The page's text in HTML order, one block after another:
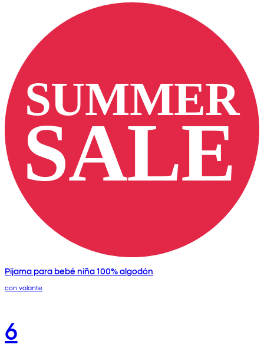
Pijama para bebé niña 100% algodón
con volante
6